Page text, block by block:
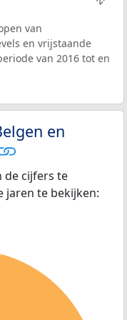
van
en vrijstaande
van 2016 tot en
en
de cijfers te
jaren te bekijken: